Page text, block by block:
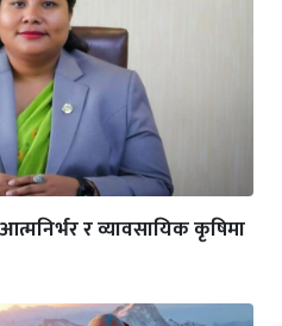
आत्मनिर्भर र व्यावसायिक कृषिमा